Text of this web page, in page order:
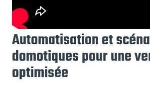
Automatisation et
domotiques pour une
optimisée